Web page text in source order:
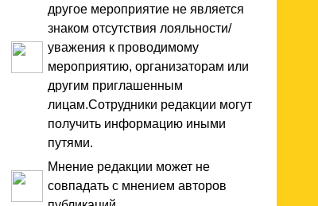
другое мероприятие не является
знаком отсутствия лояльности/
уважения к проводимому
мероприятию, организаторам или
другим приглашенным
лицам.Сотрудники редакции могут
получить информацию иными
путями.
Мнение редакции может не
совпадать с мнением авторов